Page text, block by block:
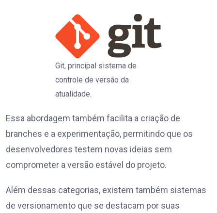
Git, principal sistema de
controle de versão da
atualidade.
Essa abordagem também facilita a criação de
branches e a experimentação, permitindo que os
desenvolvedores testem novas ideias sem
comprometer a versão estável do projeto.
Além dessas categorias, existem também sistemas
de versionamento que se destacam por suas